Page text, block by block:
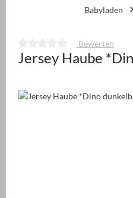
Babyladen
Durchschnittliche Bewertung
Bewerten
Jersey Haube
Bildergalerie überspringen